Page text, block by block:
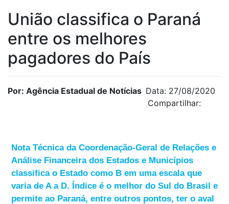
União classifica o Paraná
entre os melhores
pagadores do País
Por: Agência Estadual de Notícias Data: 27/08/2020
Compartilhar:
Nota Técnica da Coordenação-Geral de Relações e
Análise Financeira dos Estados e Municípios
classifica o Estado como B em uma escala que
varia de A a D. Índice é o melhor do Sul do Brasil e
permite ao Paraná, entre outros pontos, ter o aval